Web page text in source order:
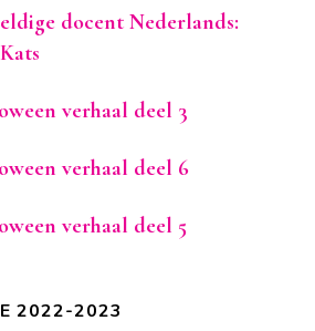
docent Nederlands:
verhaal deel 3
verhaal deel 6
verhaal deel 5
2022-2023